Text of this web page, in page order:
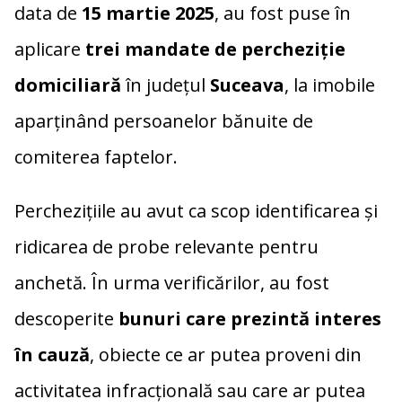
data de 15 martie 2025, au fost puse în
aplicare trei mandate de percheziție
domiciliarăîn județul Suceava, la imobile
aparținând persoanelor bănuite de
comiterea faptelor.
Perchezițiile au avut ca scop identificarea și
ridicarea de probe relevante pentru
anchetă. În urma verificărilor, au fost
descoperite bunuri care prezintă interes
în cauză, obiecte ce ar putea proveni din
activitatea infracțională sau care ar putea